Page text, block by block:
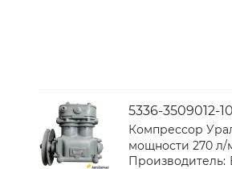
5336-3509012-10
Компрессор
мощности 270 л/
Производитель: